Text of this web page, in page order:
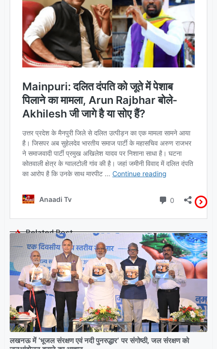
Related Post
लखनऊ में ‘भूजल संरक्षण एवं नदी पुनरुद्धार’ पर संगोष्ठी, जल संरक्षण को